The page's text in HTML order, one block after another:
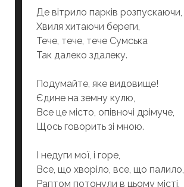
Де вітрило парків розпускаючи,
Хвиля хитаючи береги,
Тече, тече, тече Сумська
Так далеко здалеку.
Подумайте, яке видовище!
Єдине на земну кулю,
Все це місто, опівночі дрімуче,
Щось говорить зі мною.
І недуги мої, і горе,
Все, що хворіло, все, що палило,
Раптом потонули в цьому місті,